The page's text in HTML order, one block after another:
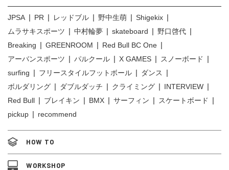
JPSA PR レッドブル 野中生萌
Shigekix
ムラサキスポーツ
中村輪夢 skateboard
野口啓代
Breaking
GREENROOM
Red Bull BC One
アーバンスポーツ
パルクール X GAMES
スノーボード
surfing
フリースタイルフットボール
ダンス
ボルダリング
ダブルダッチ クライミング
INTERVIEW
Red Bull
ブレイキン BMX サーフィン
スケートボード
pickup
recommend
HOW TO
WORKSHOP